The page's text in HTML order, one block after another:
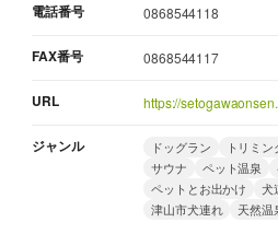
電話番号 0868544118
FAX番号 0868544117
URL https://
ジャンル ドッグラン トリミン
サウナ
ペット温泉
ペットとお出かけ
犬
津山市犬連れ
天然温